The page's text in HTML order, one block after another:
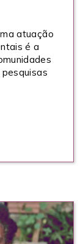
atuação
é a